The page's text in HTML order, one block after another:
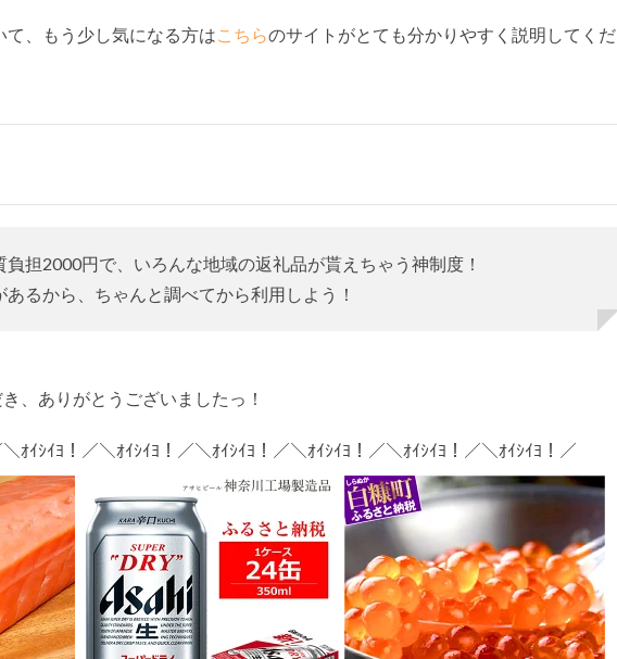
、もう少し気になる方はこちらのサイトがとても分かりやすく説明してくだ
負担2000円で、いろんな地域の返礼品が貰えちゃう神制度！
あるから、ちゃんと調べてから利用しよう！
、ありがとうございましたっ！
ｵｲｼｲﾖ！／＼ｵｲｼｲﾖ！／＼ｵｲｼｲﾖ！／＼ｵｲｼｲﾖ！／＼ｵｲｼｲﾖ！／＼ｵｲｼｲﾖ！／